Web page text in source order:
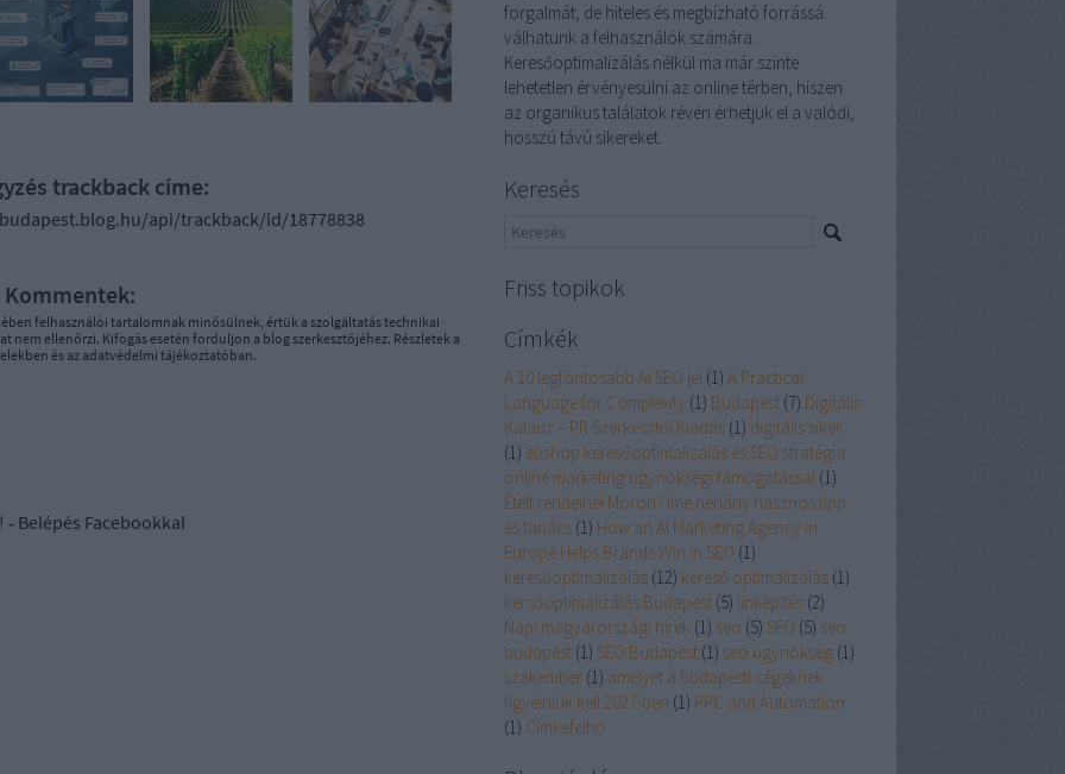
trackback címe:
api/trackback/id/18778838
Kommentek:
felhasználói tartalomnak minősülnek, értük a szolgáltatás technikai
nem ellenőrzi. Kifogás esetén forduljon a blog szerkesztőjéhez. Részletek a
és az adatvédelmi tájékoztatóban.
! ‐ Belépés Facebookkal
forgalmát, de hiteles és megbízható forrássá
válhatunk a felhasználók számára.
Keresőoptimalizálás nélkül ma már szinte
lehetetlen érvényesülni az online térben, hiszen
az organikus találatok révén érhetjük el a valódi,
hosszú távú sikereket.
Keresés
Friss topikok
Címkék
A 10 legfontosabb AI SEO jel (1) A Practical
Language for Complexity (1) Budapest (7) Digitális
Kalauz – PR Szerkesztői Kiadás (1) digitális siker
(1) ebshop keresőoptimalizálás és SEO stratégia
online marketing ügynökségi támogatással (1)
Ételt rendelnél Móron? Íme néhány hasznos tipp
és tanács (1) How an AI Marketing Agency in
Europe Helps Brands Win in SEO (1)
keresőoptimalizálás (12) kereső optimalizálás (1)
kersőoptimalizálás Budapest (5) linképítés (2)
Napi magyarországi hírek (1) seo (5) SEO (5) seo
budapest (1) SEO Budapest (1) seo ügynökség (1)
szakember (1) amelyet a budapesti cégeknek
figyelniük kell 2027-ben (1) PPC and Automation
(1) Címkefelhő